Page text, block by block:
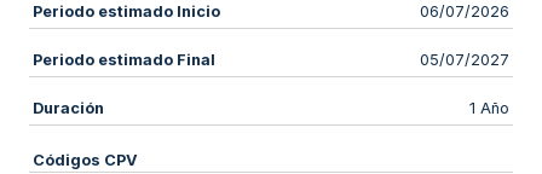
Periodo estimado Inicio 06/07/2026
Periodo estimado Final 05/07/2027
Duración 1 Año
Códigos CPV